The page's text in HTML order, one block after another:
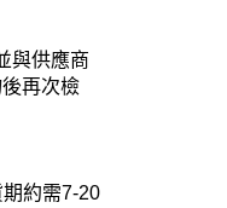
與供應商
再次檢
期約需7-20